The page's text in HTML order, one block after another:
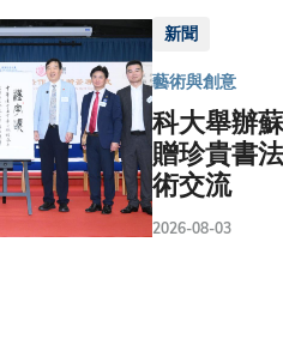
新聞
藝術與創意
科大舉辦
贈珍貴書
術交流
2026-08-03